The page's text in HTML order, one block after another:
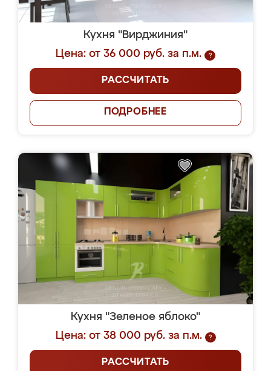
Кухня "Вирджиния"
Цена: от 36 000 руб. за п.м.
?
РАССЧИТАТЬ
ПОДРОБНЕЕ
Кухня "Зеленое яблоко"
Цена: от 38 000 руб. за п.м.
?
РАССЧИТАТЬ